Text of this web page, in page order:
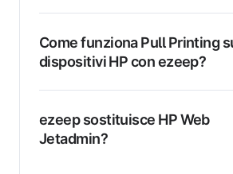
Come funziona Pull Printing
dispositivi HP con ezeep?
ezeep sostituisce HP Web
Jetadmin?